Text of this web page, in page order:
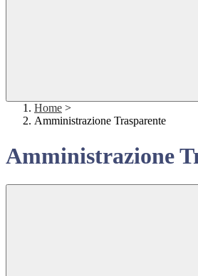
Home >
Amministrazione Trasparente
Amministrazione